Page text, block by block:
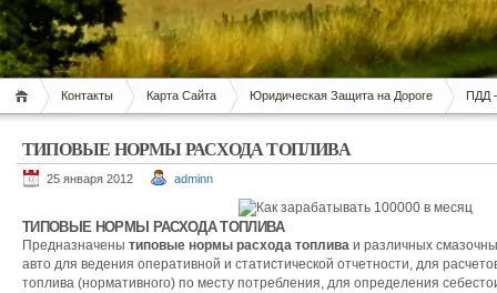
Контакты Карта Сайта Юридическая Защита на Дороге ПДД
ТИПОВЫЕ НОРМЫ РАСХОДА ТОПЛИВА
25 января 2012 adminn
ТИПОВЫЕ НОРМЫ РАСХОДА ТОПЛИВА
Предназначены типовые нормы расхода топлива и различных
авто для ведения оперативной и статистической отчетности, для
топлива (нормативного) по месту потребления, для определения